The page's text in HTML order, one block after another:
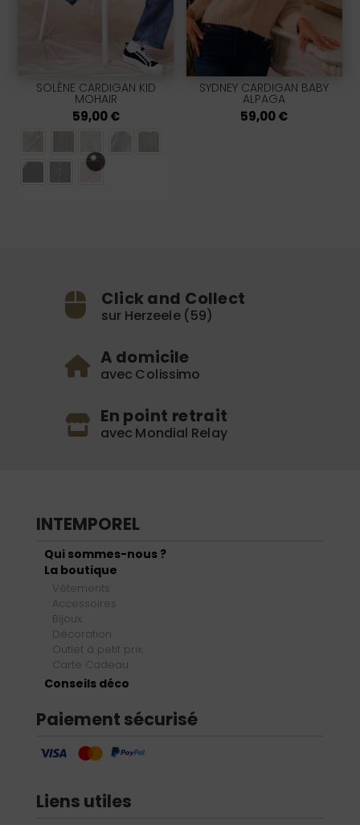
SOLÈNE CARDIGAN KID
MOHAIR
59,00€
SYDNEY CARDIGAN BABY
ALPAGA
59,00€
Click and Collect
sur Herzeele (59)
A domicile
avec Colissimo
En point retrait
avec Mondial Relay
INTEMPOREL
Qui sommes-nous ?
La boutique
Vêtements
Accessoires
Bijoux
Décoration
Outlet à petit prix
Carte Cadeau
Conseils déco
Paiement sécurisé
Liens utiles